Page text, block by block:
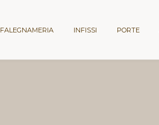
FALEGNAMERIA INFISSI PORTE